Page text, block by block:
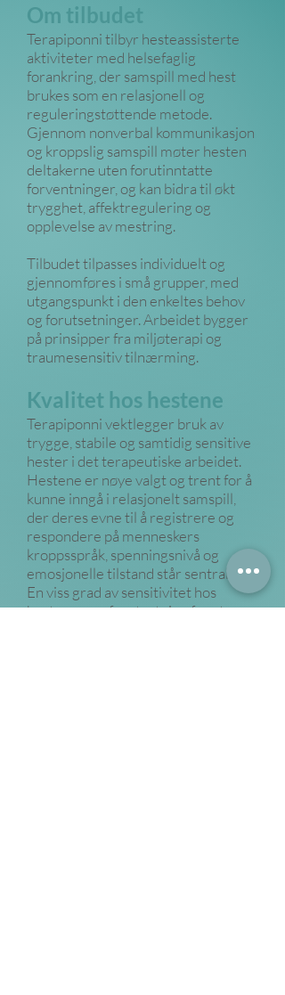
Om tilbudet
Terapiponni tilbyr hesteassisterte
aktiviteter med helsefaglig
forankring, der samspill med hest
brukes som en relasjonell og
reguleringstøttende metode.
Gjennom nonverbal kommunikasjon
og kroppslig samspill møter hesten
deltakerne uten forutinntatte
forventninger, og kan bidra til økt
trygghet, affektregulering og
opplevelse av mestring.
Tilbudet tilpasses individuelt og
gjennomføres i små grupper, med
utgangspunkt i den enkeltes behov
og forutsetninger. Arbeidet bygger
på prinsipper fra miljøterapi og
traumesensitiv tilnærming.
Kvalitet hos hestene
Terapiponni vektlegger bruk av
trygge, stabile og samtidig sensitive
hester i det terapeutiske arbeidet.
Hestene er nøye valgt og trent for å
kunne inngå i relasjonelt samspill,
der deres evne til å registrere og
respondere på menneskers
kroppsspråk, spenningsnivå og
emosjonelle tilstand står sentralt.
En viss grad av sensitivitet hos
hesten er en forutsetning for at